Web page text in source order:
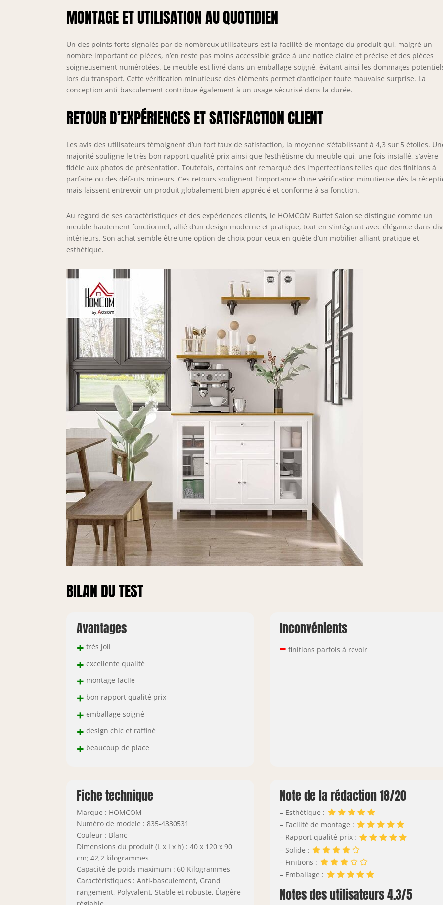
MONTAGE ET UTILISATION AU QUOTIDIEN
Un des points forts signalés par de nombreux utilisateurs est la facilité de montage du produit qui, malgré un
nombre important de pièces, n’en reste pas moins accessible grâce à une notice claire et précise et des pièces
soigneusement numérotées. Le meuble est livré dans un emballage soigné, évitant ainsi les dommages
lors du transport. Cette vérification minutieuse des éléments permet d’anticiper toute mauvaise surprise. La
conception anti-basculement contribue également à un usage sécurisé dans la durée.
RETOUR D’EXPÉRIENCES ET SATISFACTION CLIENT
Les avis des utilisateurs témoignent d’un fort taux de satisfaction, la moyenne s’établissant à 4,3 sur 5 étoiles.
majorité souligne le très bon rapport qualité-prix ainsi que l’esthétisme du meuble qui, une fois installé, s’avère
fidèle aux photos de présentation. Toutefois, certains ont remarqué des imperfections telles que des finitions à
parfaire ou des défauts mineurs. Ces retours soulignent l’importance d’une vérification minutieuse dès la
mais laissent entrevoir un produit globalement bien apprécié et conforme à sa fonction.
Au regard de ses caractéristiques et des expériences clients, le HOMCOM Buffet Salon se distingue comme un
meuble hautement fonctionnel, allié d’un design moderne et pratique, tout en s’intégrant avec élégance dans
intérieurs. Son achat semble être une option de choix pour ceux en quête d’un mobilier alliant pratique et
esthétique.
BILAN DU TEST
Avantages
+ très joli
+ excellente qualité
+ montage facile
+ bon rapport qualité prix
+ emballage soigné
+ design chic et raffiné
+ beaucoup de place
Inconvénients
– finitions parfois à revoir
Fiche technique
Marque : HOMCOM
Numéro de modèle : 835-4330531
Couleur : Blanc
Dimensions du produit (L x l x h) : 40 x 120 x 90
cm; 42,2 kilogrammes
Capacité de poids maximum : 60 Kilogrammes
Caractéristiques : Anti-basculement, Grand
rangement, Polyvalent, Stable et robuste, Étagère
Note de la rédaction 18/20
– Esthétique :
– Facilité de montage :
– Rapport qualité-prix :
– Solide :
– Finitions :
– Emballage :
Notes des utilisateurs 4.3/5